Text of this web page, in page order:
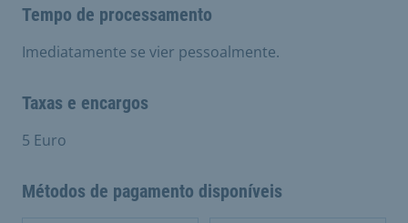
Tempo de processamento
Imediatamente se vier pessoalmente.
Taxas e encargos
5 Euro
Métodos de pagamento disponíveis